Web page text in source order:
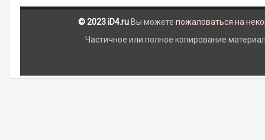
© 2023 iD4.ru Вы можете пожаловаться на
Частичное или полное копирование